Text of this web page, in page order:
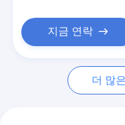
스테인리스 그루터
단조 강철 플랜지
지금 연락
더 많